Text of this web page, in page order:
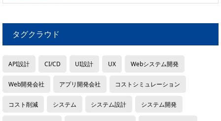
タグクラウド
API設計 CI/CD UI設計 UX Webシステム開発
Web開発会社 アプリ開発会社 コストシミュレーション
コスト削減 システム システム設計 システム開発